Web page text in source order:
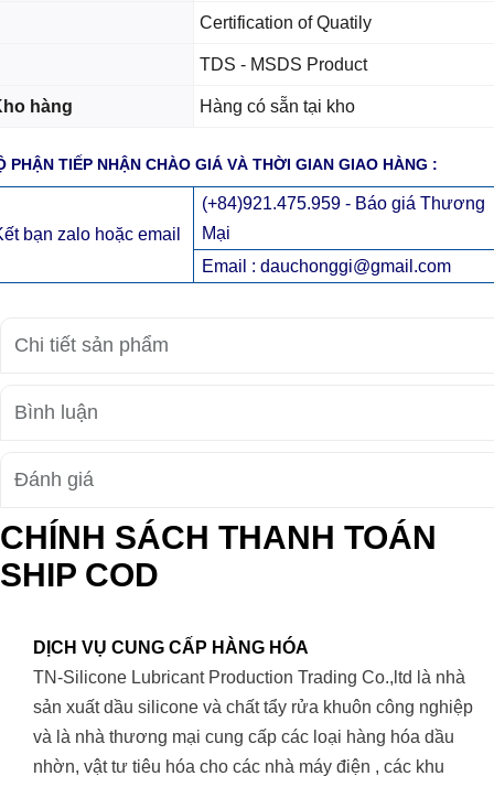
Certification of Quatily
TDS - MSDS Product
hàng Hàng có sẵn tại kho
PHẬN TIẾP NHẬN CHÀO GIÁ VÀ THỜI GIAN GIAO HÀNG :
bạn zalo hoặc email
(+84)921.475.959 - Báo giá Thương
Mại
Email : dauchonggi@gmail.com
Chi tiết sản phẩm
Bình luận
Đánh giá
CHÍNH SÁCH THANH TOÁN
SHIP COD
DỊCH VỤ CUNG CẤP HÀNG HÓA
TN-Silicone Lubricant Production Trading Co.,ltd là nhà
sản xuất dầu silicone và chất tẩy rửa khuôn công nghiệp
và là nhà thương mại cung cấp các loại hàng hóa dầu
nhờn, vật tư tiêu hóa cho các nhà máy điện , các khu